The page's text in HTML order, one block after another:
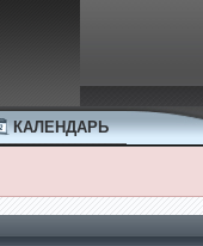
КАЛЕНДАРЬ